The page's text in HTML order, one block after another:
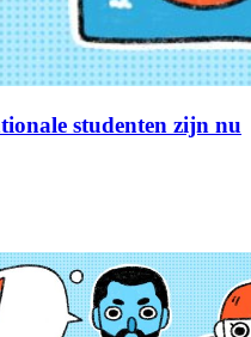
studenten zijn nu